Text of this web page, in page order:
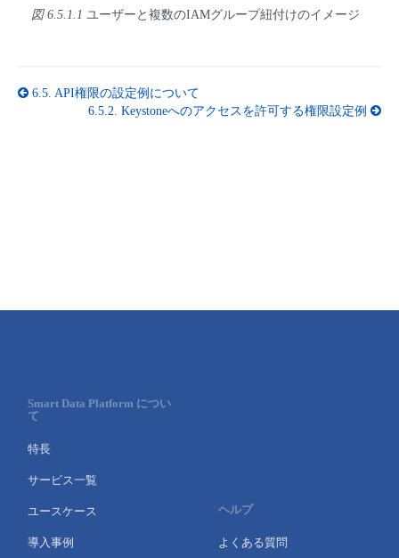
図 6.5.1.1 ユーザーと複数のIAMグループ紐付けのイメージ
6.5. API権限の設定例について
6.5.2. Keystoneへのアクセスを許可する権限設定例
Smart Data Platform につい
て
特長
サービス一覧
ユースケース
導入事例
ヘルプ
よくある質問